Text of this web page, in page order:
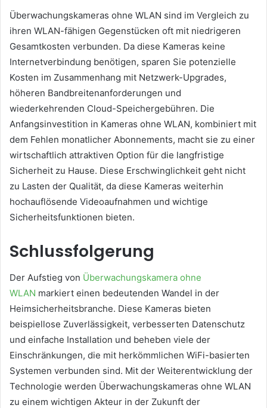
Überwachungskameras ohne WLAN sind im Vergleich zu
ihren WLAN-fähigen Gegenstücken oft mit niedrigeren
Gesamtkosten verbunden. Da diese Kameras keine
Internetverbindung benötigen, sparen Sie potenzielle
Kosten im Zusammenhang mit Netzwerk-Upgrades,
höheren Bandbreitenanforderungen und
wiederkehrenden Cloud-Speichergebühren. Die
Anfangsinvestition in Kameras ohne WLAN, kombiniert mit
dem Fehlen monatlicher Abonnements, macht sie zu einer
wirtschaftlich attraktiven Option für die langfristige
Sicherheit zu Hause. Diese Erschwinglichkeit geht nicht
zu Lasten der Qualität, da diese Kameras weiterhin
hochauflösende Videoaufnahmen und wichtige
Sicherheitsfunktionen bieten.
Schlussfolgerung
Der Aufstieg von Überwachungskamera ohne
WLAN markiert einen bedeutenden Wandel in der
Heimsicherheitsbranche. Diese Kameras bieten
beispiellose Zuverlässigkeit, verbesserten Datenschutz
und einfache Installation und beheben viele der
Einschränkungen, die mit herkömmlichen WiFi-basierten
Systemen verbunden sind. Mit der Weiterentwicklung der
Technologie werden Überwachungskameras ohne WLAN
zu einem wichtigen Akteur in der Zukunft der